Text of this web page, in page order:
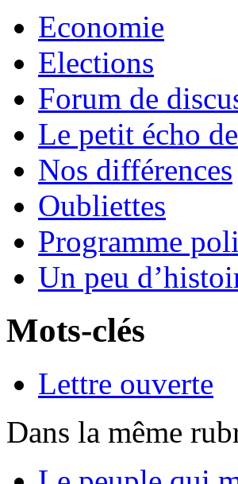
Economie
Elections
Forum de
Le petit écho
Nos différences
Oubliettes
Programme
Un peu
Mots-clés
Lettre ouverte
Dans la même